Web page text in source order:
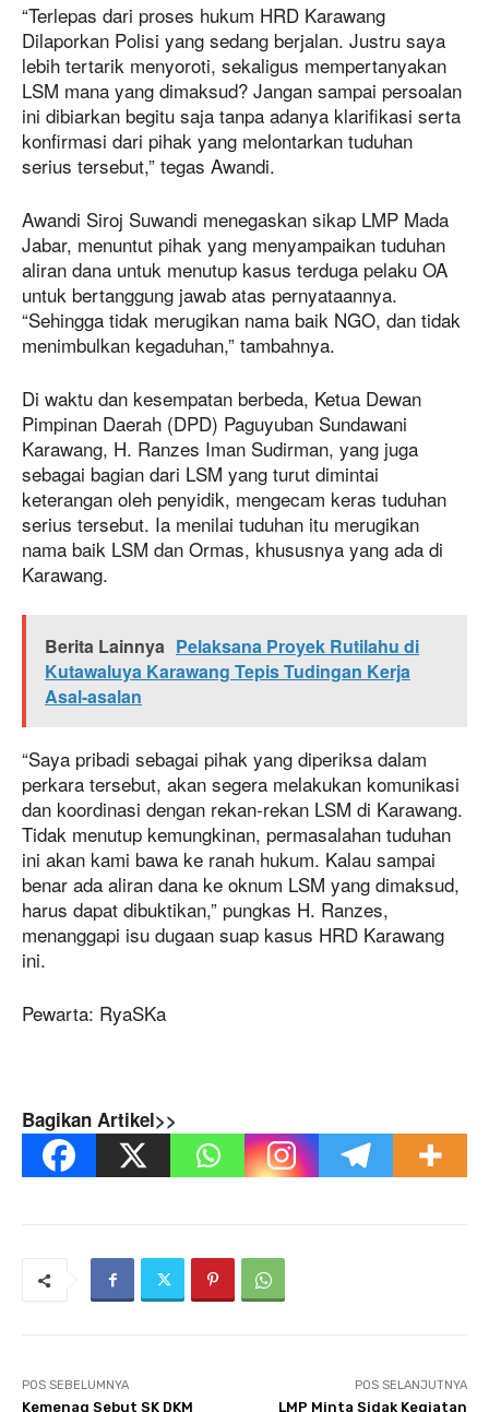
“Terlepas dari proses hukum HRD Karawang
Dilaporkan Polisi yang sedang berjalan. Justru saya
lebih tertarik menyoroti, sekaligus mempertanyakan
LSM mana yang dimaksud? Jangan sampai persoalan
ini dibiarkan begitu saja tanpa adanya klarifikasi serta
konfirmasi dari pihak yang melontarkan tuduhan
serius tersebut,” tegas Awandi.
Awandi Siroj Suwandi menegaskan sikap LMP Mada
Jabar, menuntut pihak yang menyampaikan tuduhan
aliran dana untuk menutup kasus terduga pelaku OA
untuk bertanggung jawab atas pernyataannya.
“Sehingga tidak merugikan nama baik NGO, dan tidak
menimbulkan kegaduhan,” tambahnya.
Di waktu dan kesempatan berbeda, Ketua Dewan
Pimpinan Daerah (DPD) Paguyuban Sundawani
Karawang, H. Ranzes Iman Sudirman, yang juga
sebagai bagian dari LSM yang turut dimintai
keterangan oleh penyidik, mengecam keras tuduhan
serius tersebut. Ia menilai tuduhan itu merugikan
nama baik LSM dan Ormas, khususnya yang ada di
Karawang.
Berita Lainnya Pelaksana Proyek Rutilahu di
Kutawaluya Karawang Tepis Tudingan Kerja
Asal-asalan
“Saya pribadi sebagai pihak yang diperiksa dalam
perkara tersebut, akan segera melakukan komunikasi
dan koordinasi dengan rekan-rekan LSM di Karawang.
Tidak menutup kemungkinan, permasalahan tuduhan
ini akan kami bawa ke ranah hukum. Kalau sampai
benar ada aliran dana ke oknum LSM yang dimaksud,
harus dapat dibuktikan,” pungkas H. Ranzes,
menanggapi isu dugaan suap kasus HRD Karawang
ini.
Pewarta: RyaSKa
Bagikan Artikel>>
POS SEBELUMNYA
Kemenag Sebut SK DKM
POS SELANJUTNYA
LMP Minta Sidak Kegiatan